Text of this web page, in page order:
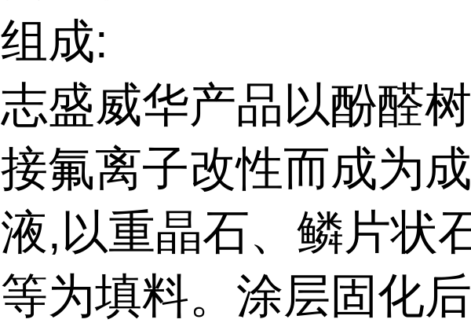
组成:
志盛威华产品以酚醛
接氟离子改性而成为
液,以重晶石、鳞片状
等为填料。涂层固化